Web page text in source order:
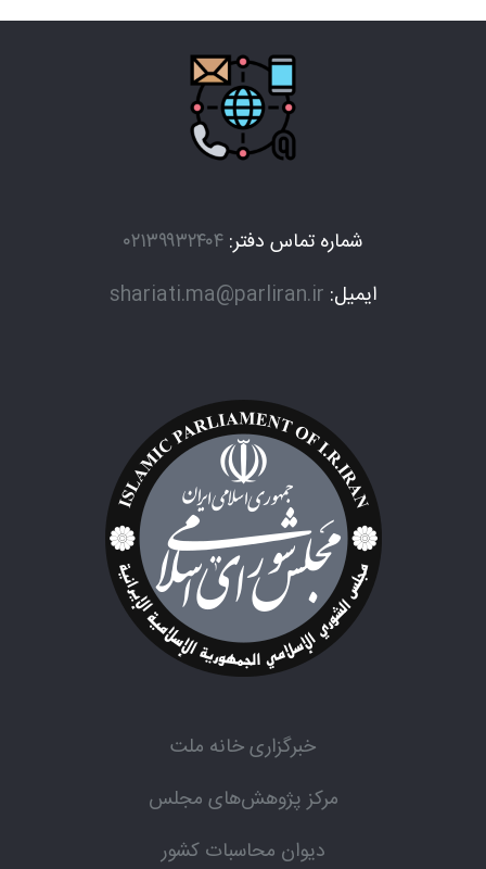
شماره تماس دفتر: ۰۲۱۳۹۹۳۲۴۰۴
ایمیل: shariati.ma@parliran.ir
خبرگزاری خانه ملت
مرکز پژوهش‌های مجلس
دیوان محاسبات کشور